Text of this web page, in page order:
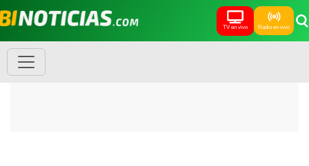
TV en vivo Radio en vivo